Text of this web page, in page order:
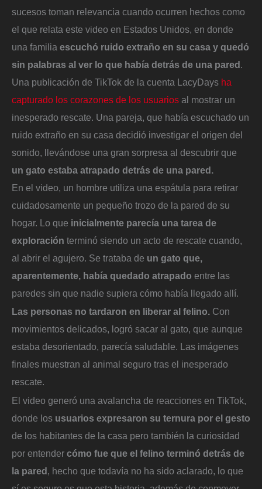
sucesos toman relevancia cuando ocurren hechos como
el que relata este video en Estados Unidos, en donde
una familia escuchó ruido extraño en su casa y quedó
sin palabras al ver lo que había detrás de una pared.
Una publicación de TikTok de la cuenta LacyDays ha
capturado los corazones de los usuarios al mostrar un
inesperado rescate. Una pareja, que había escuchado un
ruido extraño en su casa decidió investigar el origen del
sonido, llevándose una gran sorpresa al descubrir que
un gato estaba atrapado detrás de una pared.
En el video, un hombre utiliza una espátula para retirar
cuidadosamente un pequeño trozo de la pared de su
hogar. Lo que inicialmente parecía una tarea de
exploración terminó siendo un acto de rescate cuando,
al abrir el agujero. Se trataba de un gato que,
aparentemente, había quedado atrapado entre las
paredes sin que nadie supiera cómo había llegado allí.
Las personas no tardaron en liberar al felino. Con
movimientos delicados, logró sacar al gato, que aunque
estaba desorientado, parecía saludable. Las imágenes
finales muestran al animal seguro tras el inesperado
rescate.
El video generó una avalancha de reacciones en TikTok,
donde los usuarios expresaron su ternura por el gesto
de los habitantes de la casa pero también la curiosidad
por entender cómo fue que el felino terminó detrás de
la pared, hecho que todavía no ha sido aclarado, lo que